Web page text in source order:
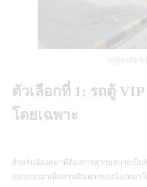
รถตู้ส่งสัตว์เลี้
ตัวเลือกที่ 1: รถตู้
โดยเฉพาะ
สำหรับน้องหมาที่ต้องการความสบายเป็นพิ
ออกแบบมาเพื่อการเดินทางของน้องหมาโ